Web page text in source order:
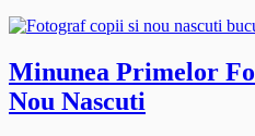
Foto
Minunea Primelor
Nou Nascuti